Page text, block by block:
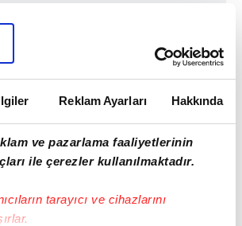
Reklam Ayarları Hakkında
ve pazarlama faaliyetlerinin
ile çerezler kullanılmaktadır.
tarayıcı ve cihazlarını